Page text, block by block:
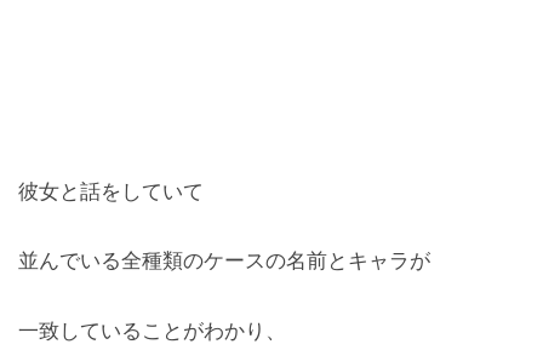
彼女と話をしていて
並んでいる全種類のケースの名前とキャラが
一致していることがわかり、